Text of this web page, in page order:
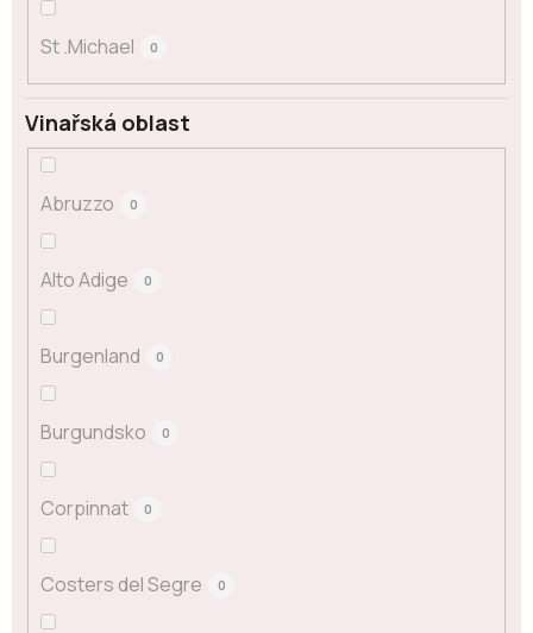
St .Michael 0
Vinařská oblast
Abruzzo 0
Alto Adige 0
Burgenland 0
Burgundsko 0
Corpinnat 0
Costers del Segre 0